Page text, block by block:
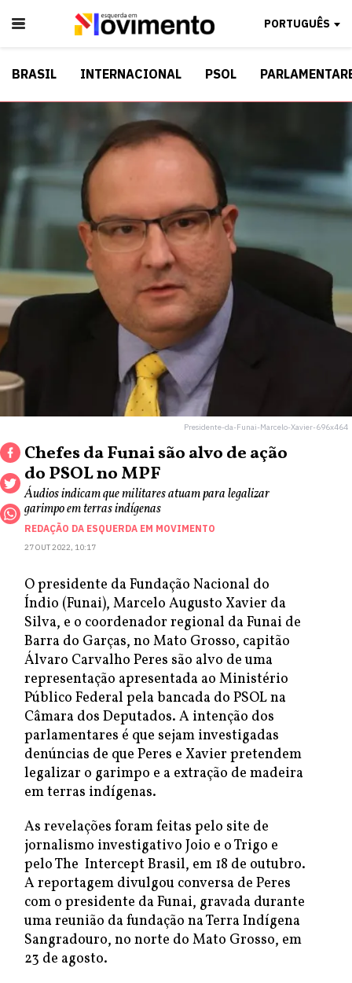
PORTUGUÊS
BRASIL INTERNACIONAL PSOL
Presidente-da-Funai-Marcelo-Xavier-696x464
Chefes da Funai são alvo de ação
do PSOL no MPF
Áudios indicam que militares atuam para legalizar
garimpo em terras indígenas
REDAÇÃO DA ESQUERDA EM MOVIMENTO
27 OUT 2022, 10:17
O presidente da Fundação Nacional do
Índio (Funai), Marcelo Augusto Xavier da
Silva, e o coordenador regional da Funai de
Barra do Garças, no Mato Grosso, capitão
Álvaro Carvalho Peres são alvo de uma
representação apresentada ao Ministério
Público Federal pela bancada do PSOL na
Câmara dos Deputados. A intenção dos
parlamentares é que sejam investigadas
denúncias de que Peres e Xavier pretendem
legalizar o garimpo e a extração de madeira
em terras indígenas.
As revelações foram feitas pelo site de
jornalismo investigativo Joio e o Trigo e
pelo The Intercept Brasil, em 18 de outubro.
A reportagem divulgou conversa de Peres
com o presidente da Funai, gravada durante
uma reunião da fundação na Terra Indígena
Sangradouro, no norte do Mato Grosso, em
23 de agosto.